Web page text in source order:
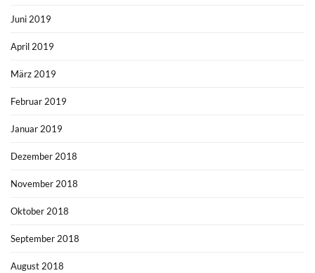
Juni 2019
April 2019
März 2019
Februar 2019
Januar 2019
Dezember 2018
November 2018
Oktober 2018
September 2018
August 2018